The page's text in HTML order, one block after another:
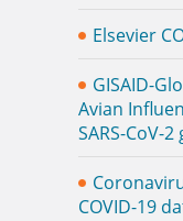
Elsevier
GISAID-
Avian
SARS-CoV-
COVID-19